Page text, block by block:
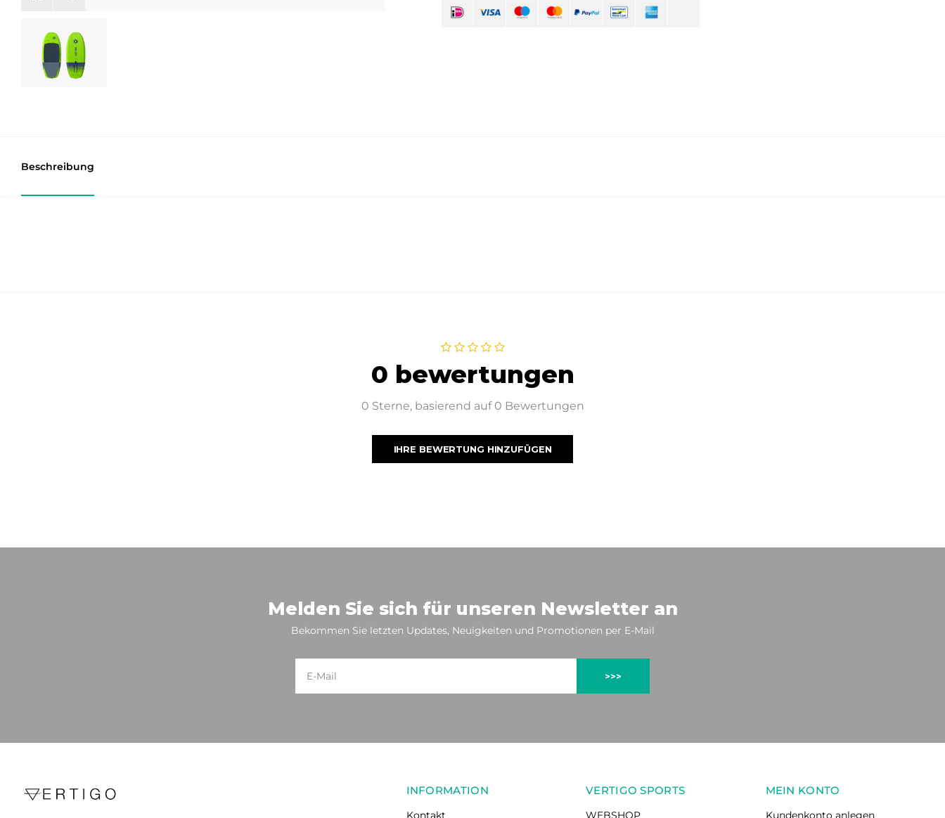
Beschreibung
0 bewertungen
0 Sterne, basierend auf 0 Bewertungen
IHRE BEWERTUNG HINZUFÜGEN
Melden Sie sich für unseren Newsletter an
Bekommen Sie letzten Updates, Neuigkeiten und Promotionen per E-Mail
>>>
INFORMATION
Kontakt
VERTIGO SPORTS
WEBSHOP
MEIN KONTO
Kundenkonto anlegen